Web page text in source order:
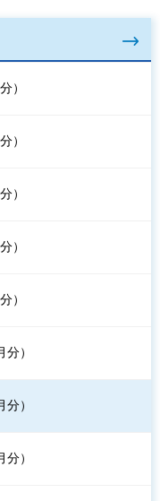
）
）
）
）
）
）
）
）